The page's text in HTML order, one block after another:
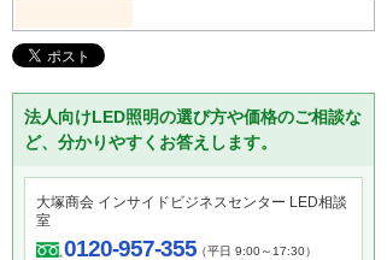
法人向けLED照明の選び方や価格のご相談な
ど、分かりやすくお答えします。
大塚商会 インサイドビジネスセンター LED相談
室
0120-957-355（平日 9:00～17:30）